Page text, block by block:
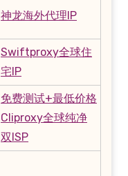
神龙海外代理IP
Swiftproxy全球住
宅IP
免费测试+最低价格
Cliproxy全球纯净
双ISP